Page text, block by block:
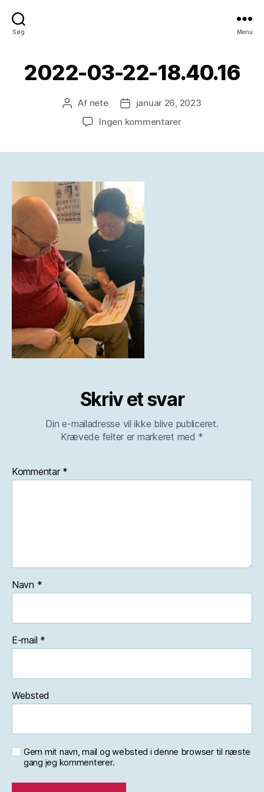
Søg Menu
2022-03-22-18.40.16
Indlægsforfatter
Af nete Indlægsdato
januar 26, 2023
Ingen kommentarertil
Skriv et svar
Din e-mailadresse vil ikke blive publiceret.
Krævede felter er markeret med *
Kommentar *
Navn *
E-mail *
Websted
Gem mit navn, mail og websted i denne browser til næste
gang jeg kommenterer.